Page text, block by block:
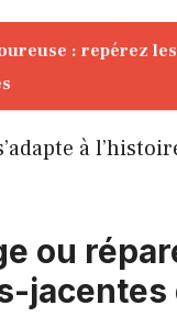
: repérez
à
ou
jacentes